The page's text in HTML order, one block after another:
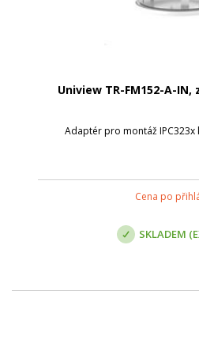
Uniview TR-FM152-A-
Adaptér pro montáž
Cena po
SKLADEM